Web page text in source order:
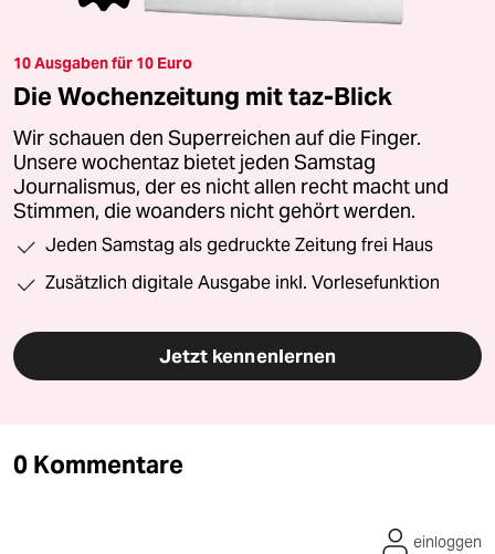
10 Ausgaben für 10 Euro
Die Wochenzeitung mit taz-Blick
Wir schauen den Superreichen auf die Finger.
Unsere wochentaz bietet jeden Samstag
Journalismus, der es nicht allen recht macht und
Stimmen, die woanders nicht gehört werden.
Jeden Samstag als gedruckte Zeitung frei Haus
Zusätzlich digitale Ausgabe inkl. Vorlesefunktion
Jetzt kennenlernen
0 Kommentare
einloggen